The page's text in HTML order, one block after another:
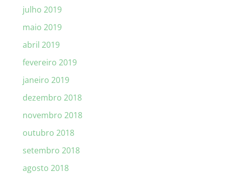
julho 2019
maio 2019
abril 2019
fevereiro 2019
janeiro 2019
dezembro 2018
novembro 2018
outubro 2018
setembro 2018
agosto 2018